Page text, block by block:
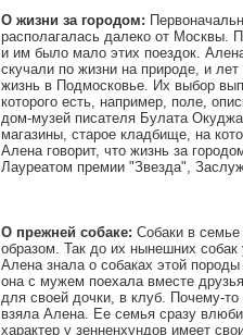
О жизни за городом:
располагалась далеко от Москвы.
и им было мало этих поездок.
скучали по жизни на природе, и
жизнь в Подмосковье. Их выбор
которого есть, например, поле,
дом-музей писателя Булата
магазины, старое кладбище, на
Алена говорит, что жизнь за
Лауреатом премии "Звезда",
О прежней собаке: Собаки в
образом. Так до их нынешних
Алена знала о собаках этой
она с мужем поехала вместе
для своей дочки, в клуб. Почему-то
взяла Алена. Ее семья сразу
характер у зенненхундов имеет